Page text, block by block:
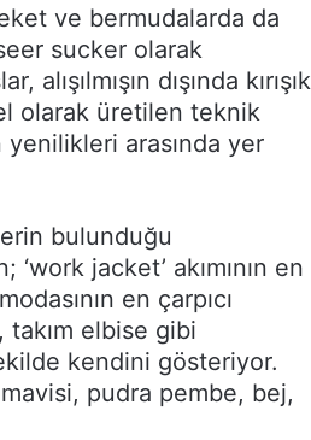
ve bermudalarda da
sucker olarak
dışında kırışık
olarak üretilen teknik
arasında yer
bulunduğu
jacket’ akımının en
en çarpıcı
elbise gibi
kendini gösteriyor.
pudra pembe, bej,